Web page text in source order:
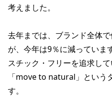
考えました。
去年までは、ブランド全体
が、今年は9％に減っていま
スチック・フリーを追求して
「move to natural」という
す。